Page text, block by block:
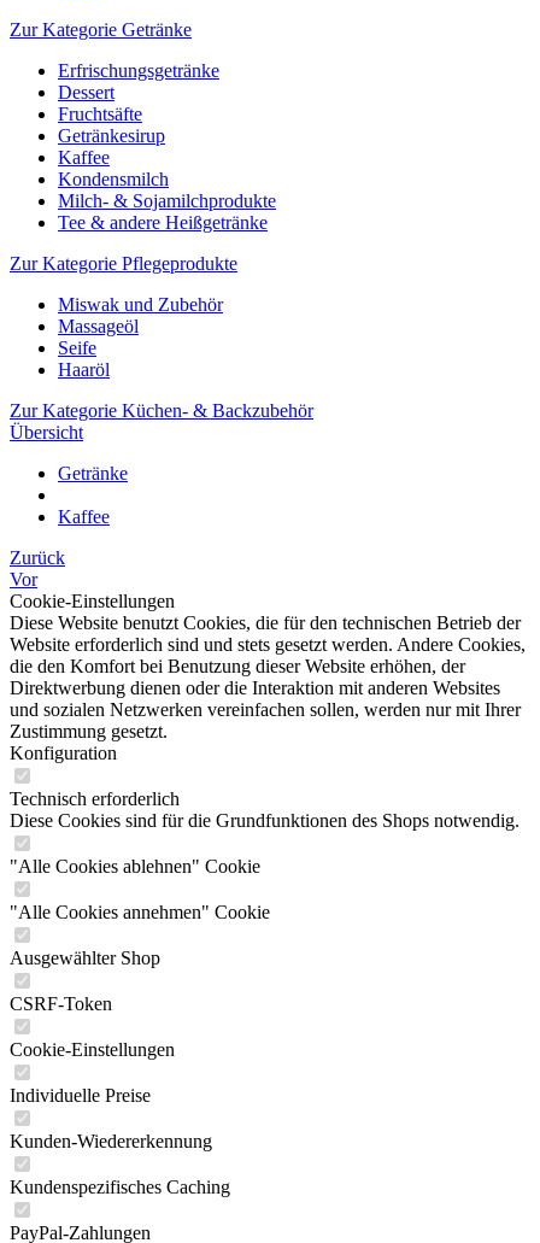
Zur Kategorie Getränke
Erfrischungsgetränke
Dessert
Fruchtsäfte
Getränkesirup
Kaffee
Kondensmilch
Milch- & Sojamilchprodukte
Tee & andere Heißgetränke
Zur Kategorie Pflegeprodukte
Miswak und Zubehör
Massageöl
Seife
Haaröl
Zur Kategorie Küchen- & Backzubehör
Übersicht
Getränke
Kaffee
Zurück
Vor
Cookie-Einstellungen
Diese Website benutzt Cookies, die für den technischen Betrieb der
Website erforderlich sind und stets gesetzt werden. Andere Cookies,
die den Komfort bei Benutzung dieser Website erhöhen, der
Direktwerbung dienen oder die Interaktion mit anderen Websites
und sozialen Netzwerken vereinfachen sollen, werden nur mit Ihrer
Zustimmung gesetzt.
Konfiguration
Technisch erforderlich
Diese Cookies sind für die Grundfunktionen des Shops notwendig.
"Alle Cookies ablehnen" Cookie
"Alle Cookies annehmen" Cookie
Ausgewählter Shop
CSRF-Token
Cookie-Einstellungen
Individuelle Preise
Kunden-Wiedererkennung
Kundenspezifisches Caching
PayPal-Zahlungen